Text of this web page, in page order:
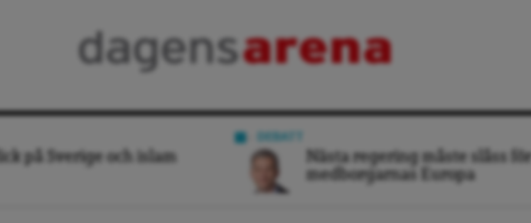
på Sverige och islam
Nästa regering måste slåss för
medborgarnas Europa